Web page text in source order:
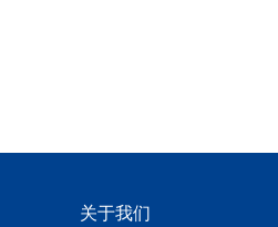
关于我们